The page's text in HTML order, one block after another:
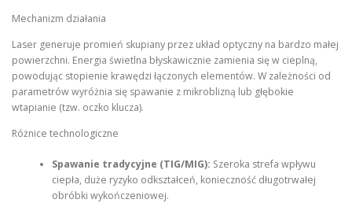
Mechanizm działania
Laser generuje promień skupiany przez układ optyczny na bardzo małej
powierzchni. Energia świetlna błyskawicznie zamienia się w cieplną,
powodując stopienie krawędzi łączonych elementów. W zależności od
parametrów wyróżnia się spawanie z mikroblizną lub głębokie
wtapianie (tzw. oczko klucza).
Różnice technologiczne
Spawanie tradycyjne (TIG/MIG): Szeroka strefa wpływu
ciepła, duże ryzyko odkształceń, konieczność długotrwałej
obróbki wykończeniowej.